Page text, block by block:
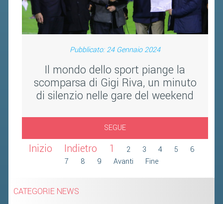
Pubblicato: 24 Gennaio 2024
Il mondo dello sport piange la
scomparsa di Gigi Riva, un minuto
di silenzio nelle gare del weekend
SEGUE
Inizio Indietro 1 2 3 4 5
6
7
8 9 Avanti Fine
CATEGORIE NEWS
2026
2025
2024
2023
2022
2020
2019
2018